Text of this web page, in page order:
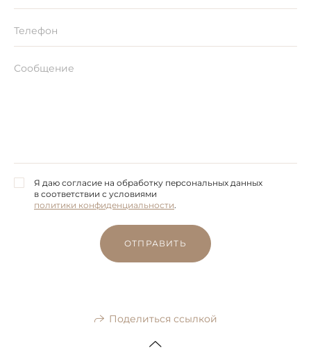
Я даю согласие на обработку персональных данных
в соответствии с условиями
политики конфиденциальности.
ОТПРАВИТЬ
Поделиться ссылкой